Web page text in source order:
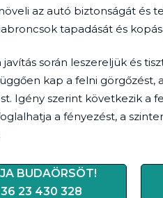
az autó biztonságát és
tapadását és
során leszereljük és
kap a felni görgőzést,
Igény szerint következik a
a fényezést, a
BUDAÖRSÖT!
23 430 328